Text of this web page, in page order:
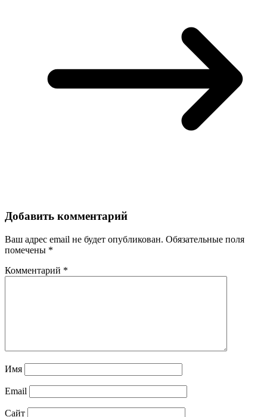
Добавить комментарий
Ваш адрес email не будет опубликован. Обязательные поля
помечены *
Комментарий *
Имя
Email
Сайт